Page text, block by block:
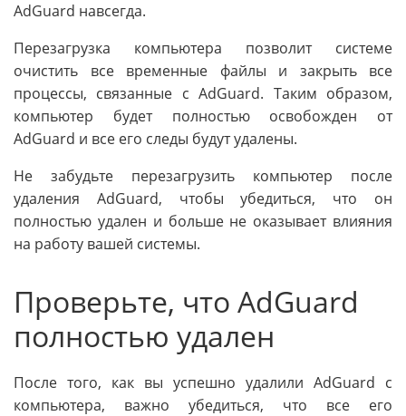
AdGuard навсегда.
Перезагрузка компьютера позволит системе
очистить все временные файлы и закрыть все
процессы, связанные с AdGuard. Таким образом,
компьютер будет полностью освобожден от
AdGuard и все его следы будут удалены.
Не забудьте перезагрузить компьютер после
удаления AdGuard, чтобы убедиться, что он
полностью удален и больше не оказывает влияния
на работу вашей системы.
Проверьте, что AdGuard
полностью удален
После того, как вы успешно удалили AdGuard с
компьютера, важно убедиться, что все его